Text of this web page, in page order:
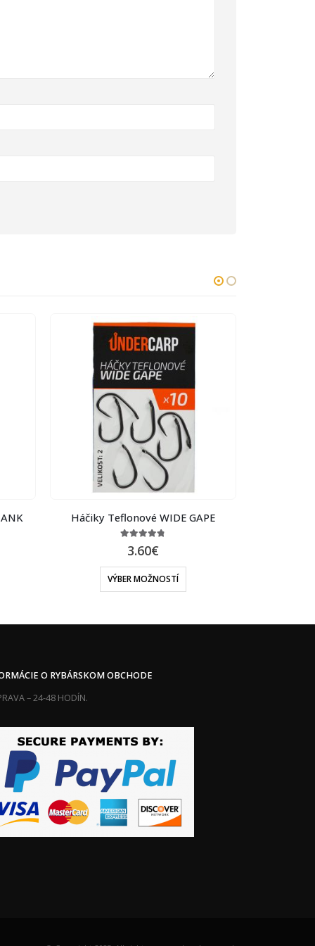
Háčiky Teflonové WIDE GAPE
4.75 out of 5
3.60€
VÝBER MOŽNOSTÍ
O RYBÁRSKOM OBCHODE
– 24-48 HODÍN.